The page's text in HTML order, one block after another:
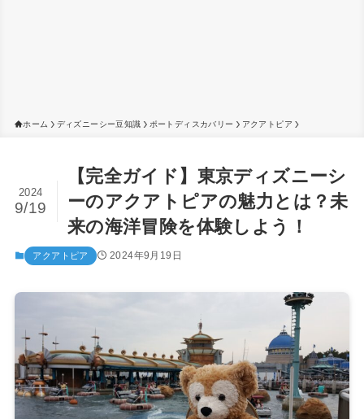
ホーム ディズニーシー豆知識 ポートディスカバリー アクアトピア
【完全ガイド】東京ディズニーシ
ーのアクアトピアの魅力とは？未
来の海洋冒険を体験しよう！
2024
9/19
アクアトピア 2024年9月19日